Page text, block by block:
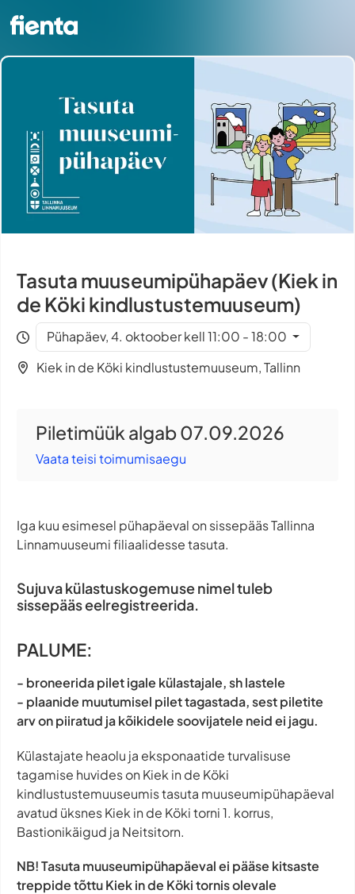
Tasuta muuseumipühapäev (Kiek in
de Köki kindlustustemuuseum)
Pühapäev, 4. oktoober kell 11:00 - 18:00
Kiek in de Köki kindlustustemuuseum, Tallinn
Piletimüük algab 07.09.2026
Vaata teisi toimumisaegu
Iga kuu esimesel pühapäeval on sissepääs Tallinna
Linnamuuseumi filiaalidesse tasuta.
Sujuva külastuskogemuse nimel tuleb
sissepääs eelregistreerida.
PALUME:
- broneerida pilet igale külastajale, sh lastele
- plaanide muutumisel pilet tagastada, sest piletite
arv on piiratud ja kõikidele soovijatele neid ei jagu.
Külastajate heaolu ja eksponaatide turvalisuse
tagamise huvides on Kiek in de Köki
kindlustustemuuseumis tasuta muuseumipühapäeval
avatud üksnes Kiek in de Köki torni 1. korrus,
Bastionikäigud ja Neitsitorn.
NB! Tasuta muuseumipühapäeval ei pääse kitsaste
treppide tõttu Kiek in de Köki tornis olevale